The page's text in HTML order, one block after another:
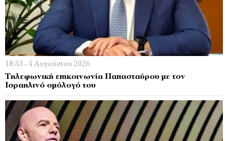
18:53 - 4 Αυγούστου 2026
Τηλεφωνική επικοινωνία Παπασταύρου με τον
Ισραηλινό ομόλογό του